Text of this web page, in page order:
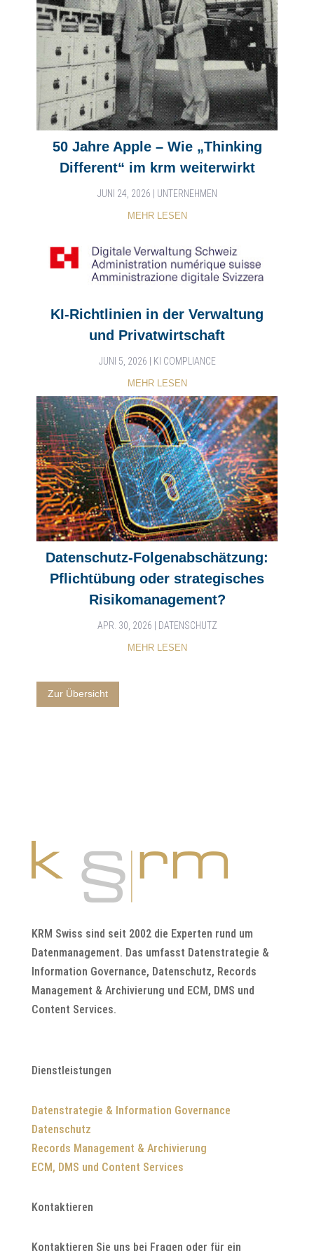
50 Jahre Apple – Wie „Thinking
Different“ im krm weiterwirkt
JUNI 24, 2026 UNTERNEHMEN
MEHR LESEN
KI-Richtlinien in der Verwaltung
und Privatwirtschaft
JUNI 5, 2026 KI COMPLIANCE
MEHR LESEN
Datenschutz-Folgenabschätzung:
Pflichtübung oder strategisches
Risikomanagement?
APR. 30, 2026 DATENSCHUTZ
MEHR LESEN
Zur Übersicht
KRM Swiss sind seit 2002 die Experten rund um
Datenmanagement. Das umfasst Datenstrategie &
Information Governance, Datenschutz, Records
Management & Archivierung und ECM, DMS und
Content Services.
Dienstleistungen
Datenstrategie & Information Governance
Datenschutz
Records Management & Archivierung
ECM, DMS und Content Services
Kontaktieren
Kontaktieren Sie uns bei Fragen oder für ein